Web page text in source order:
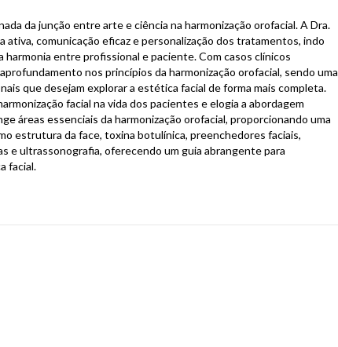
da junção entre arte e ciência na harmonização orofacial. A Dra.
comunicação eficaz e personalização dos tratamentos, indo
harmonia entre profissional e paciente. Com casos clínicos
nos princípios da harmonização orofacial, sendo uma
que desejam explorar a estética facial de forma mais completa.
facial na vida dos pacientes e elogia a abordagem
áreas essenciais da harmonização orofacial, proporcionando uma
estrutura da face, toxina botulínica, preenchedores faciais,
e ultrassonografia, oferecendo um guia abrangente para
facial.